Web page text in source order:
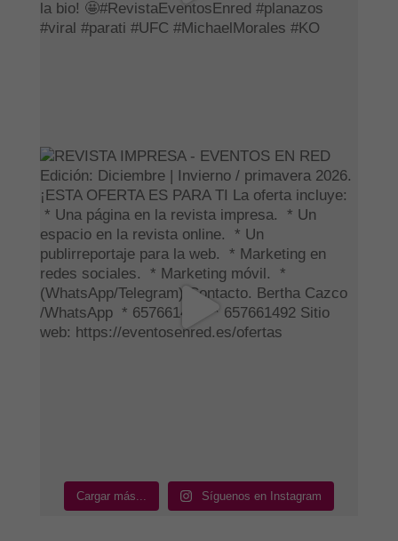
Cargar más... Síguenos en Instagram